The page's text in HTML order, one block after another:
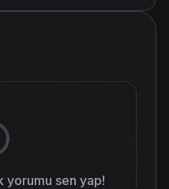
yorumu sen yap!